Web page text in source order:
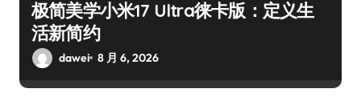
极简美学小米17 Ultra徕卡版：定义生
活新简约
dawei 8 月 6, 2026